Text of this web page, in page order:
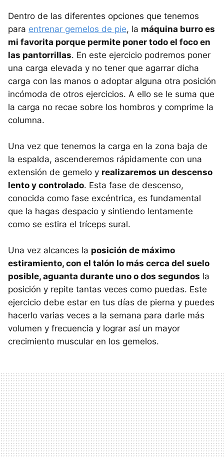
Dentro de las diferentes opciones que tenemos
para entrenar gemelos de pie, la máquina burro es
mi favorita porque permite poner todo el foco en
las pantorrillas. En este ejercicio podremos poner
una carga elevada y no tener que agarrar dicha
carga con las manos o adoptar alguna otra posición
incómoda de otros ejercicios. A ello se le suma que
la carga no recae sobre los hombros y comprime la
columna.
Una vez que tenemos la carga en la zona baja de
la espalda, ascenderemos rápidamente con una
extensión de gemelo y realizaremos un descenso
lento y controlado. Esta fase de descenso,
conocida como fase excéntrica, es fundamental
que la hagas despacio y sintiendo lentamente
como se estira el tríceps sural.
Una vez alcances la posición de máximo
estiramiento, con el talón lo más cerca del suelo
posible, aguanta durante uno o dos segundos la
posición y repite tantas veces como puedas. Este
ejercicio debe estar en tus días de pierna y puedes
hacerlo varias veces a la semana para darle más
volumen y frecuencia y lograr así un mayor
crecimiento muscular en los gemelos.